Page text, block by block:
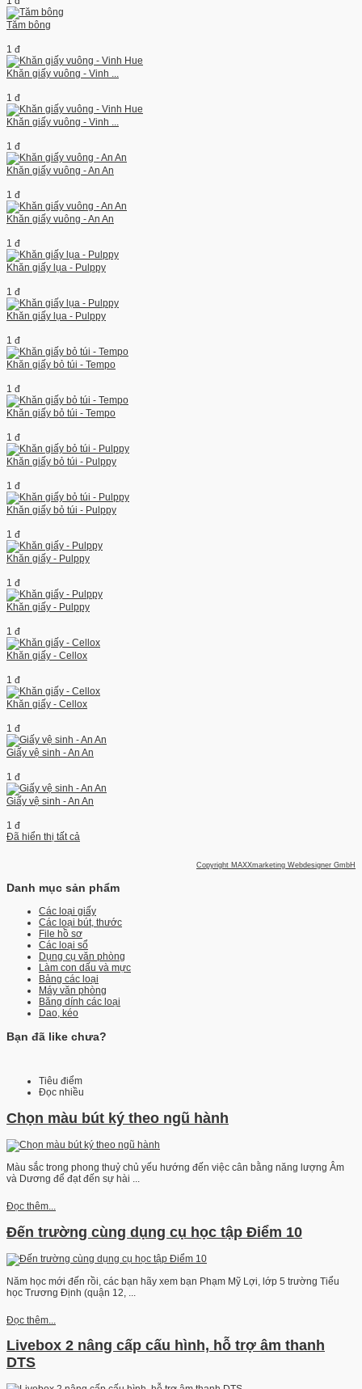
Tăm bông
1 đ
Khăn giấy vuông - Vinh ...
1 đ
Khăn giấy vuông - Vinh ...
1 đ
Khăn giấy vuông - An An
1 đ
Khăn giấy vuông - An An
1 đ
Khăn giấy lụa - Pulppy
1 đ
Khăn giấy lụa - Pulppy
1 đ
Khăn giấy bỏ túi - Tempo
1 đ
Khăn giấy bỏ túi - Tempo
1 đ
Khăn giấy bỏ túi - Pulppy
1 đ
Khăn giấy bỏ túi - Pulppy
1 đ
Khăn giấy - Pulppy
1 đ
Khăn giấy - Pulppy
1 đ
Khăn giấy - Cellox
1 đ
Khăn giấy - Cellox
1 đ
Giấy vệ sinh - An An
1 đ
Giấy vệ sinh - An An
1 đ
Đã hiển thị tất cả
Copyright MAXXmarketing Webdesigner GmbH
Danh mục sản phẩm
Các loại giấy
Các loại bút, thước
File hồ sơ
Các loại sổ
Dụng cụ văn phòng
Làm con dấu và mực
Bảng các loại
Máy văn phòng
Băng dính các loại
Dao, kéo
Bạn đã like chưa?
Tiêu điểm
Đọc nhiều
Chọn màu bút ký theo ngũ hành
Màu sắc trong phong thuỷ chủ yếu hướng đến việc cân bằng năng lượng Âm
và Dương để đạt đến sự hài ...
Đọc thêm...
Đến trường cùng dụng cụ học tập Điểm 10
Năm học mới đến rồi, các bạn hãy xem bạn Phạm Mỹ Lợi, lớp 5 trường Tiểu
học Trương Định (quận 12, ...
Đọc thêm...
Livebox 2 nâng cấp cấu hình, hỗ trợ âm thanh
DTS